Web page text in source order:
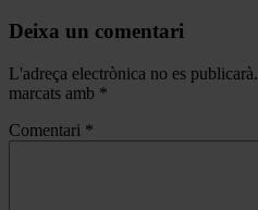
Deixa un comentari
L'adreça electrònica no es publicarà.
marcats amb *
Comentari *